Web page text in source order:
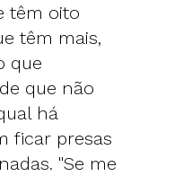
têm oito
têm mais,
que
que não
há
ficar presas
"Se me